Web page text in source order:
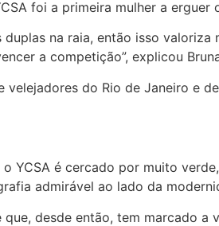
foi a primeira mulher a erguer
na raia, então isso
a competição”, explicou
do Rio de Janeiro e
YCSA é cercado por muito
admirável ao lado da
desde então, tem marcado